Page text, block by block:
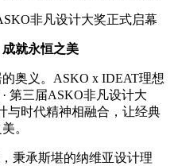
就永恒之美
奥义。ASKO x IDEAT理想
· 第三届ASKO非凡设计大
与时代精神相融合，让经典
。
秉承斯堪的纳维亚设计理